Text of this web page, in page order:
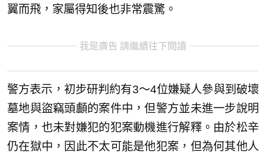
翼而飛，家屬得知後也非常震驚。
我是廣告 請繼續往下閱讀
警方表示，初步研判約有3～4位嫌疑人參與到破壞
墓地與盜竊頭顱的案件中，但警方並未進一步說明
案情，也未對嫌犯的犯案動機進行解釋。由於松辛
仍在獄中，因此不太可能是他犯案，但為何其他人